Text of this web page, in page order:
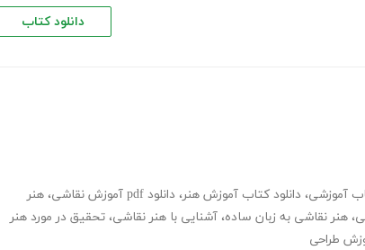
دانلود کتاب
آموزشی، دانلود کتاب آموزش هنر، دانلود ‌pdf آموزش نقاشی ، هنر
، هنر نقاشی به زبان ساده، آشنایی با هنر نقاشی، تحقیق در مورد هنر
طراحی